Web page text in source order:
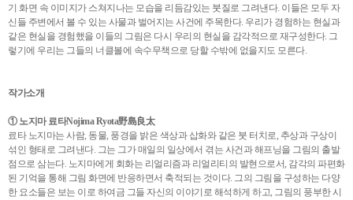
기 화면 속 이미지가 스쳐지나는 모습을 리듬감있는 붓질로 그려낸다. 이들은 모두 자
신들 주변에서 볼 수 있는 사물과 벌어지는 사건에 주목한다. 우리가 경험하는 현실과
같은 현실을 경험했을 이들의 그림은 다시 우리의 현실을 감각적으로 재구성한다. 그
렇기에 우리는 그들의 너클볼에 속수무책으로 당할 수밖에 없을지도 모른다.
작가소개
① 노지마 료타Nojima Ryota野島良太
료타 노지마는 사람, 동물, 풍경을 밝은 색상과 삽화와 같은 붓 터치로, 추상과 구상이
섞인 형태로 그려낸다. 그는 그가 매일의 일상에서 겪는 사건과 해프닝을 그림의 출발
점으로 삼는다. 노지마에게 회화는 리얼리즘과 리얼리티의 발현으로서, 감각의 파편화
된 기억을 통해 그림 화면에 반응하면서 축적되는 것이다. 그의 그림을 구성하는 다양
한 요소들은 보는 이로 하여금 그들 자신의 이야기로 해석하게 하고, 그림의 풍부한 시